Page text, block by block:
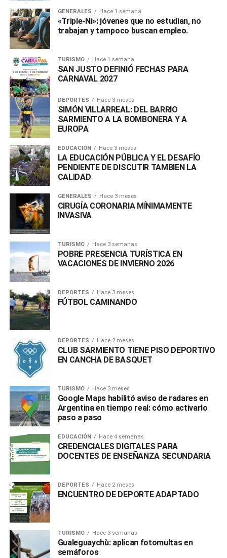
GENERALES Hace 1 semana
«Triple-Ni»: jóvenes que no estudian, no
trabajan y tampoco buscan empleo.
TURISMO Hace 1 semana
SAN JUSTO DEFINIÓ FECHAS PARA
CARNAVAL 2027
DEPORTES Hace 3 meses
SIMÓN VILLARREAL: DEL BARRIO
SARMIENTO A LA BOMBONERA Y A
EUROPA
EDUCACIÓN Hace 3 meses
LA EDUCACIÓN PÚBLICA Y EL DESAFÍO
PENDIENTE DE DISCUTIR TAMBIEN LA
CALIDAD
GENERALES Hace 3 meses
CIRUGÍA CORONARIA MÍNIMAMENTE
INVASIVA
TURISMO Hace 3 semanas
POBRE PRESENCIA TURÍSTICA EN
VACACIONES DE INVIERNO 2026
DEPORTES Hace 3 meses
FÚTBOL CAMINANDO
DEPORTES Hace 2 meses
CLUB SARMIENTO TIENE PISO DEPORTIVO
EN CANCHA DE BASQUET
TURISMO Hace 3 meses
Google Maps habilitó aviso de radares en
Argentina en tiempo real: cómo activarlo
paso a paso
EDUCACIÓN Hace 4 semanas
CREDENCIALES DIGITALES PARA
DOCENTES DE ENSEÑANZA SECUNDARIA
DEPORTES Hace 2 meses
ENCUENTRO DE DEPORTE ADAPTADO
TURISMO Hace 3 semanas
Gualeguaychù: aplican fotomultas en
semáforos